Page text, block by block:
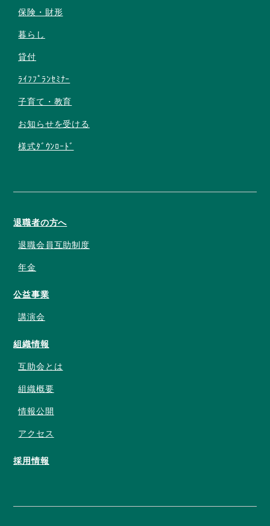
保険・財形
暮らし
貸付
ﾗｲﾌﾌﾟﾗﾝｾﾐﾅｰ
子育て・教育
お知らせを受ける
様式ﾀﾞｳﾝﾛｰﾄﾞ
退職者の方へ
退職会員互助制度
年金
公益事業
講演会
組織情報
互助会とは
組織概要
情報公開
アクセス
採用情報